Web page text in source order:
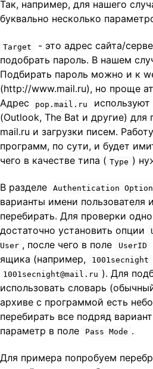
Так, например, для нашего
буквально несколько
Target
- это адрес сайта/
подобрать пароль. В нашем
Подбирать пароль можно и к
(http://www.mail.ru), но проще
Адрес
pop.mail.ru
(Outlook, The Bat и другие) для
mail.ru и загрузки писем.
программ, по сути, и будет
чего в качестве типа ( Type )
В разделе Authentication
варианты имени пользователя
перебирать. Для проверки
достаточно установить опции
User , после чего в поле UserID
ящика (например,
1001secnight
1001secnight@mail.ru ). Для
использовать словарь
архиве с программой есть
перебирать все подряд
параметр в поле
Pass Mode .
Для примера попробуем